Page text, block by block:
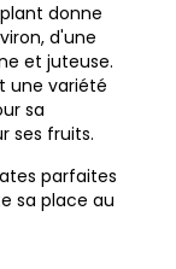
donne
d'une
et juteuse.
une variété
sa
ses fruits.
parfaites
sa place au